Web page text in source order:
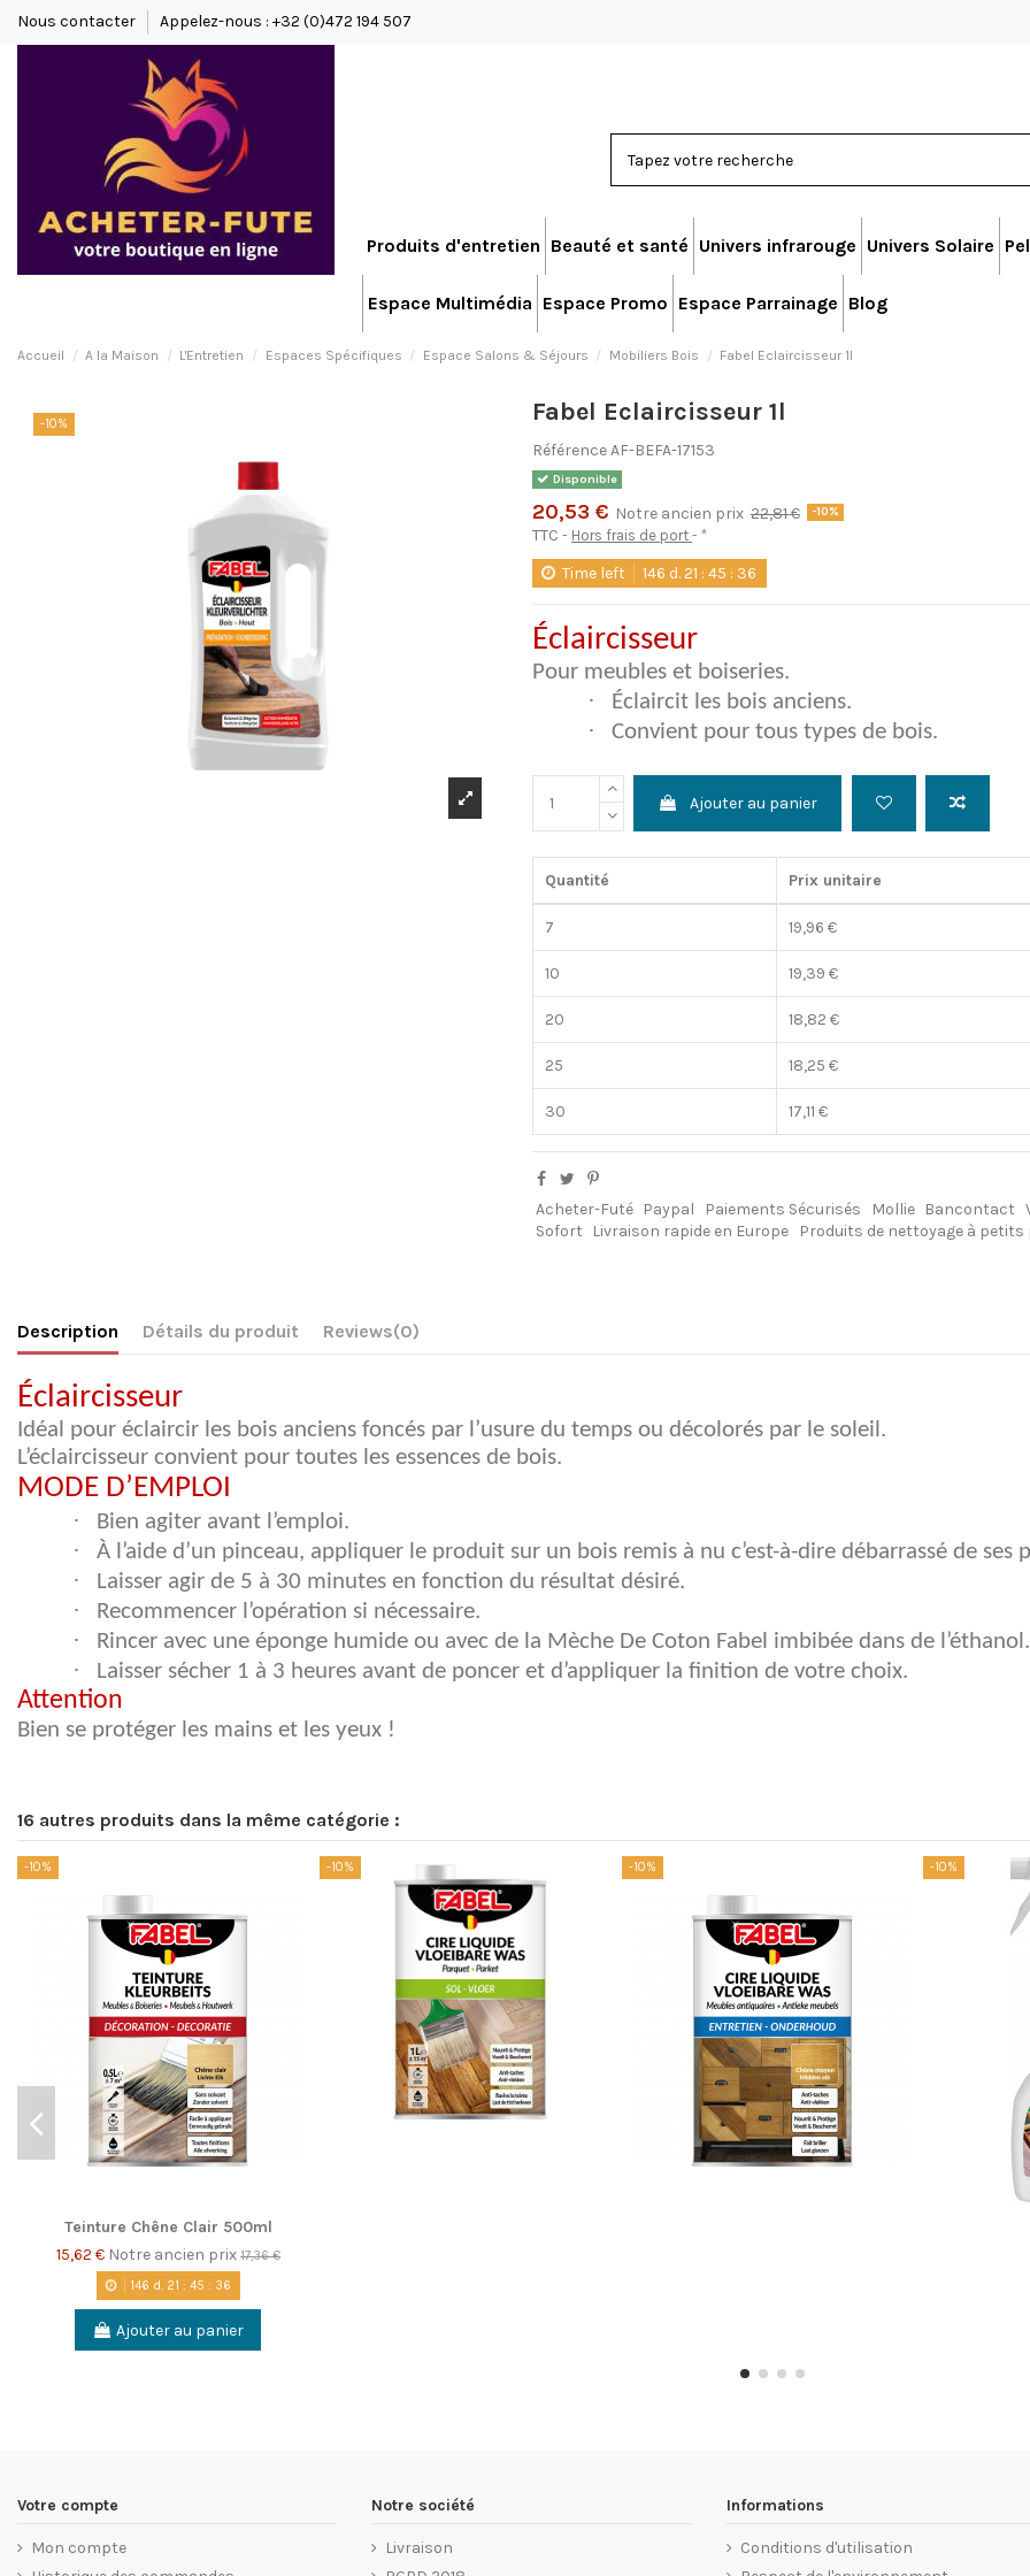
Nous contacter Appelez-nous : +32 (0)472 194 507
Produits d'entretien Beauté et santé Univers infrarouge Univers Solaire
Espace Multimédia Espace Promo Espace Parrainage Blog
Accueil A la Maison L'Entretien Espaces Spécifiques Espace Salons & Séjours Mobiliers Bois Fabel Eclaircisseur 1l
-10% Fabel Eclaircisseur 1l
RéférenceAF-BEFA-17153
Disponible
20,53 € Notre ancien prix 22,81 € -10%
TTC Hors frais de port *
Time left 146 d.21 :45 : 36
Éclaircisseur
Pour meubles et boiseries.
· Éclaircit les bois anciens.
· Convient pour tous types de bois.
Ajouter au panier
Quantité Prix unitaire
7 19,96 €
10 19,39 €
20 18,82 €
25 18,25 €
30 17,11 €
Acheter-Futé Paypal Paiements Sécurisés Mollie Bancontact
Sofort
Livraison rapide en Europe Produits de nettoyage à petits
Description Détails du produit Reviews(0)
Éclaircisseur
Idéal pour éclaircir les bois anciens foncés par l’usure du temps ou décolorés par le soleil.
L’éclaircisseur convient pour toutes les essences de bois.
MODE D’EMPLOI
· Bien agiter avant l’emploi.
· À l’aide d’un pinceau, appliquer le produit sur un bois remis à nu c’est-à-dire débarrassé de ses
· Laisser agir de 5 à 30 minutes en fonction du résultat désiré.
· Recommencer l’opération si nécessaire.
· Rincer avec une éponge humide ou avec de la Mèche De Coton Fabel imbibée dans de l’éthanol.
· Laisser sécher 1 à 3 heures avant de poncer et d’appliquer la finition de votre choix.
Attention
Bien se protéger les mains et les yeux !
16 autres produits dans la même catégorie :
-10%
Teinture Chêne Clair 500ml
15,62 € Notre ancien prix 17,36 €
146 d. 21 : 45 : 36
Ajouter au panier
-10% -10% -10%
Votre compte
Mon compte
Notre société
Livraison
Informations
Conditions d'utilisation